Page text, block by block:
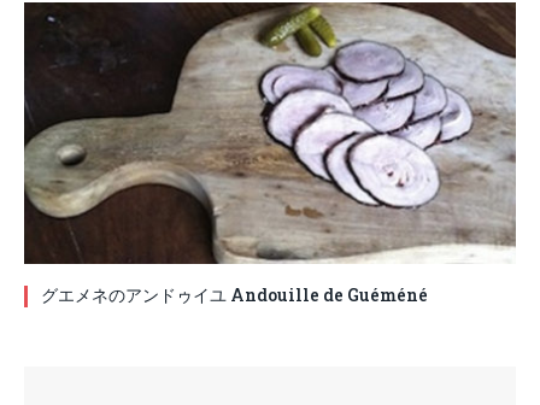
グエメネのアンドゥイユ Andouille de Guéméné